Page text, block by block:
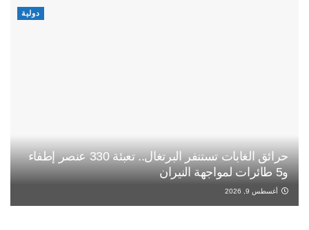
دولية
حرائق الغابات تستنفر البرتغال.. تعبئة 330 عنصر إطفاء
و5 طائرات لمواجهة النيران
أغسطس 9, 2026